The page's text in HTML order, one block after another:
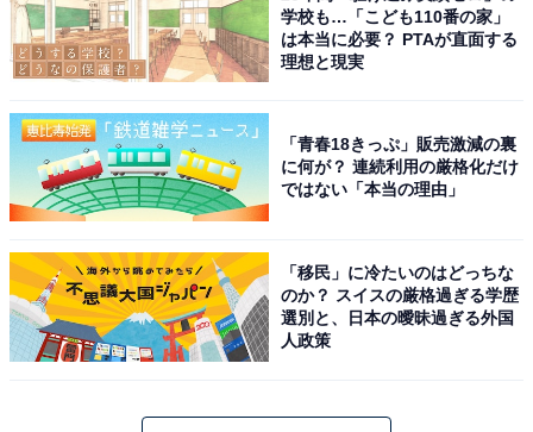
気軽な雰囲気で話しやすい、などのメリットが挙げられ
ました。
・
2回目以降の転職は不利？ デメリット2位「長続きしない
と思われる」、1位は？
転職の面接でされた質問ランキング！ 2位は「志望動
機」、1位は？
・
学校も…「こども110番の家」
は本当に必要？ PTAが直面する
理想と現実
「青春18きっぷ」販売激減の裏
に何が？ 連続利用の厳格化だけ
ではない「本当の理由」
「移民」に冷たいのはどっちな
のか？ スイスの厳格過ぎる学歴
選別と、日本の曖昧過ぎる外国
人政策